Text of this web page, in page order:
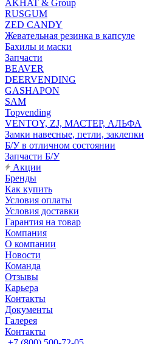
AKHAT & Group
RUSGUM
ZED CANDY
Жевательная резинка в капсуле
Бахилы и маски
Запчасти
BEAVER
DEERVENDING
GASHAPON
SAM
Topvending
VENTOY, ZJ, МАСТЕР, АЛЬФА
Замки навесные, петли, заклепки
Б/У в отличном состоянии
Запчасти Б/У
Акции
Бренды
Как купить
Условия оплаты
Условия доставки
Гарантия на товар
Компания
О компании
Новости
Команда
Отзывы
Карьера
Контакты
Документы
Галерея
Контакты